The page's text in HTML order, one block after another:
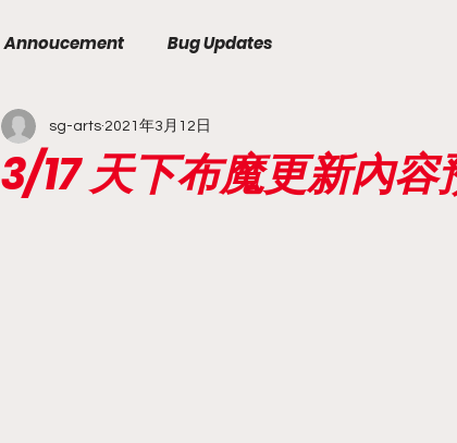
Annoucement Bug Updates
3/17 天下布魔更新內容
sg-arts 2021年3月12日